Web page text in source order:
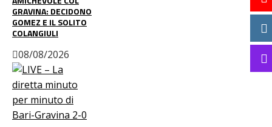
GRAVINA: DECIDONO
GOMEZ E IL SOLITO
COLANGIULI
08/08/2026